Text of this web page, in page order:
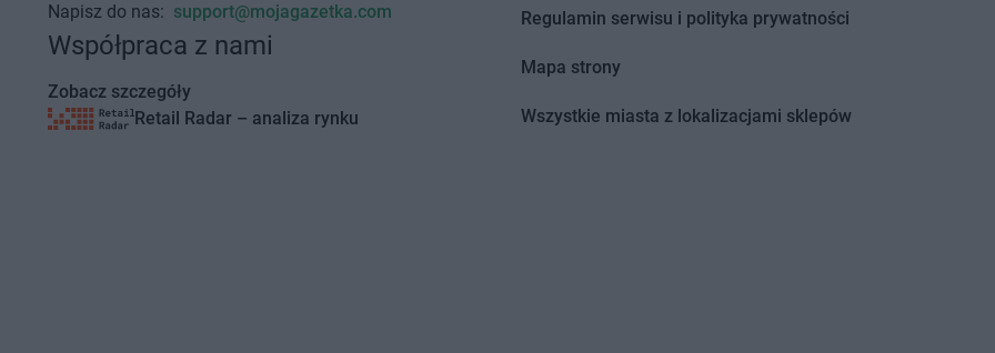
Napisz do nas: support@mojagazetka.com
Współpraca z nami
Zobacz szczegóły
Retail Radar – analiza rynku
Regulamin serwisu i polityka prywatności
Mapa strony
Wszystkie miasta z lokalizacjami sklepów